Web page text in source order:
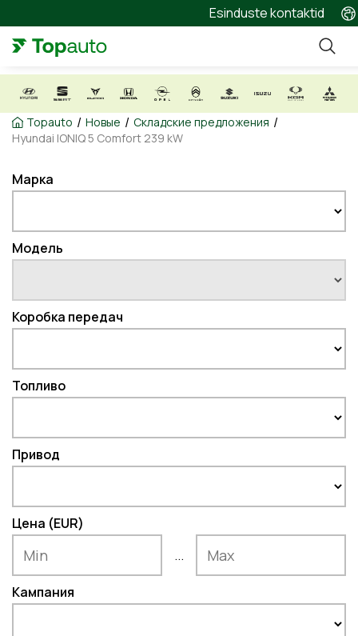
Esinduste kontaktid
Topauto / Новые / Складские предложения /
Hyundai IONIQ 5 Comfort 239 kW
Марка
Модель
Коробка передач
Топливо
Привод
Цена (EUR)
...
Кампания